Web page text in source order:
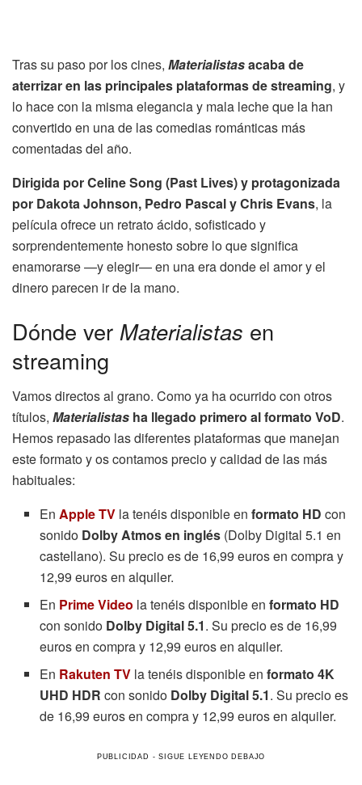
Tras su paso por los cines, Materialistasacaba de
aterrizar en las principales plataformas de streaming, y
lo hace con la misma elegancia y mala leche que la han
convertido en una de las comedias románticas más
comentadas del año.
Dirigida por Celine Song (Past Lives) y protagonizada
por Dakota Johnson, Pedro Pascal y Chris Evans, la
película ofrece un retrato ácido, sofisticado y
sorprendentemente honesto sobre lo que significa
enamorarse —y elegir— en una era donde el amor y el
dinero parecen ir de la mano.
Dónde ver Materialistas en
streaming
Vamos directos al grano. Como ya ha ocurrido con otros
títulos, Materialistas ha llegado primero al formato VoD.
Hemos repasado las diferentes plataformas que manejan
este formato y os contamos precio y calidad de las más
habituales:
EnApple TV la tenéis disponible enformato HD con
sonido Dolby Atmos en inglés (Dolby Digital 5.1 en
castellano). Su precio es de 16,99 euros en compra y
12,99 euros en alquiler.
En Prime Video la tenéis disponible enformato HD
con sonido Dolby Digital 5.1. Su precio es de 16,99
euros en compra y 12,99 euros en alquiler.
En Rakuten TV la tenéis disponible enformato 4K
UHD HDR con sonido Dolby Digital 5.1. Su precio es
de 16,99 euros en compra y 12,99 euros en alquiler.